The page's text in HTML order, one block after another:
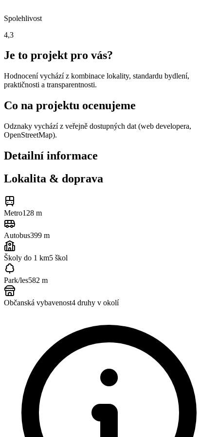
Spolehlivost
4,3
Je to projekt pro vás?
Hodnocení vychází z kombinace lokality, standardu bydlení,
praktičnosti a transparentnosti.
Co na projektu ocenujeme
Odznaky vychází z veřejně dostupných dat (web developera,
OpenStreetMap).
Detailní informace
Lokalita & doprava
Metro128 m
Autobus399 m
Školy do 1 km5 škol
Park/les582 m
Občanská vybavenost4 druhy v okolí